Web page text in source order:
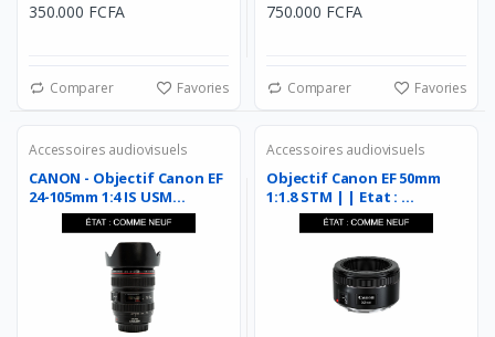
350.000 FCFA
Comparer Favories
750.000 FCFA
Comparer Favories
Accessoires audiovisuels
CANON - Objectif Canon EF
24-105mm 1:4 IS USM...
Accessoires audiovisuels
Objectif Canon EF 50mm
1:1.8 STM | | Etat : ...